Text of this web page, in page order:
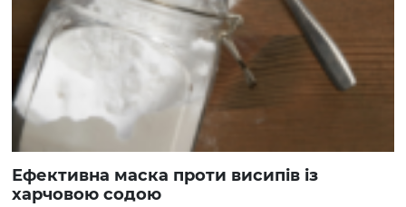
Ефективна маска проти висипів із
харчовою содою